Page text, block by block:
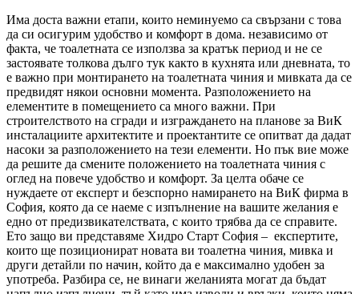
Има доста важни етапи, които неминуемо са свързани с това
да си осигурим удобство и комфорт в дома. независимо от
факта, че тоалетната се използва за кратък период и не се
застоявате толкова дълго тук както в кухнята или дневната, то
е важно при монтирането на тоалетната чиния и мивката да се
предвидят някои основни момента. Разположението на
елементите в помещението са много важни. При
строителството на сгради и изграждането на планове за ВиК
инсталациите архитектите и проектантите се опитват да дадат
насоки за разположението на тези елементи. Но пък вие може
да решите да смените положението на тоалетната чиния с
оглед на повече удобство и комфорт. За целта обаче се
нуждаете от експерт и безспорно намирането на ВиК фирма в
София, която да се наеме с изпълнение на вашите желания е
едно от предизвикателствата, с които трябва да се справите.
Ето защо ви представяме Хидро Старт София – експертите,
които ще позиционират новата ви тоалетна чиния, мивка и
други детайли по начин, който да е максимално удобен за
употреба. Разбира се, не винаги желанията могат да бъдат